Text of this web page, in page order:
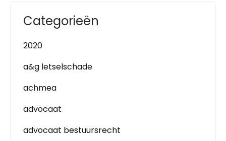
Categorieën
2020
a&g letselschade
achmea
advocaat
advocaat bestuursrecht